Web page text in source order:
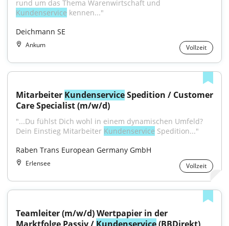
Kundenservice kennen..."
Deichmann SE
Ankum Vollzeit
Mitarbeiter Kundenservice Spedition / Customer
Care Specialist (m/w/d)
"...Du fühlst Dich wohl in einem dynamischen Umfeld?
Dein Einstieg Mitarbeiter Kundenservice Spedition..."
Raben Trans European Germany GmbH
Erlensee Vollzeit
Teamleiter (m/w/d) Wertpapier in der